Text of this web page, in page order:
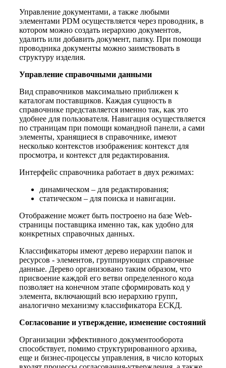
Управление документами, а также любыми
элементами PDM осуществляется через проводник, в
котором можно создать иерархию документов,
удалить или добавить документ, папку. При помощи
проводника документы можно заимствовать в
структуру изделия.
Управление справочными данными
Вид справочников максимально приближен к
каталогам поставщиков. Каждая сущность в
справочнике представляется именно так, как это
удобнее для пользователя. Навигация осуществляется
по страницам при помощи командной панели, а сами
элементы, хранящиеся в справочнике, имеют
несколько контекстов изображения: контекст для
просмотра, и контекст для редактирования.
Интерфейс справочника работает в двух режимах:
динамическом – для редактирования;
статическом – для поиска и навигации.
Отображение может быть построено на базе Web-
страницы поставщика именно так, как удобно для
конкретных справочных данных.
Классификаторы имеют дерево иерархии папок и
ресурсов - элементов, группирующих справочные
данные. Дерево организовано таким образом, что
присвоение каждой его ветви определенного кода
позволяет на конечном этапе сформировать код у
элемента, включающий всю иерархию групп,
аналогично механизму классификатора ЕСКД.
Согласование и утверждение, изменение состояний
Организации эффективного документооборота
способствует, помимо структурированного архива,
еще и бизнес-процессы управления, в число которых